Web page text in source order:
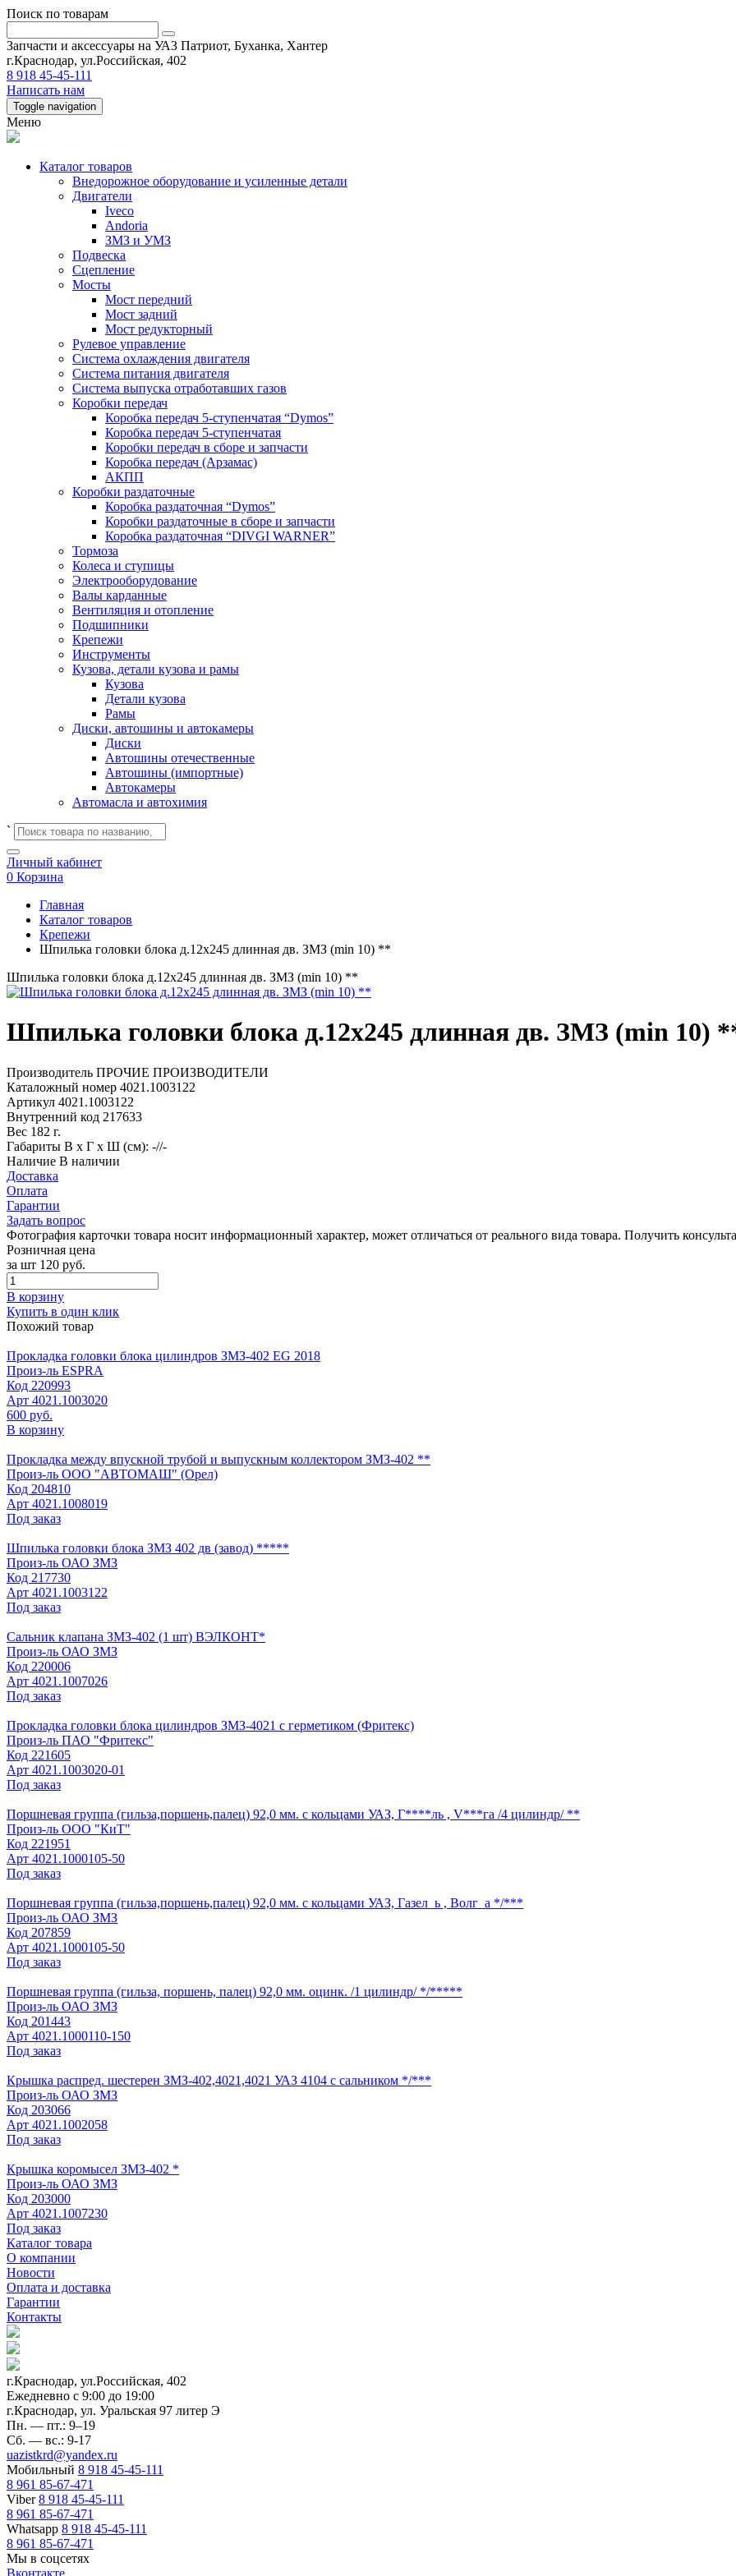
Поиск по товарам
Запчасти и аксессуары на УАЗ Патриот, Буханка, Хантер
г.Краснодар, ул.Российская, 402
8 918 45-45-111
Написать нам
Toggle navigation
Меню
Каталог товаров
Внедорожное оборудование и усиленные детали
Двигатели
Iveco
Andoria
ЗМЗ и УМЗ
Подвеска
Сцепление
Мосты
Мост передний
Мост задний
Мост редукторный
Рулевое управление
Система охлаждения двигателя
Система питания двигателя
Система выпуска отработавших газов
Коробки передач
Коробка передач 5-ступенчатая “Dymos”
Коробка передач 5-ступенчатая
Коробки передач в сборе и запчасти
Коробка передач (Арзамас)
АКПП
Коробки раздаточные
Коробка раздаточная “Dymos”
Коробки раздаточные в сборе и запчасти
Коробка раздаточная “DIVGI WARNER”
Тормоза
Колеса и ступицы
Электрооборудование
Валы карданные
Вентиляция и отопление
Подшипники
Крепежи
Инструменты
Кузова, детали кузова и рамы
Кузова
Детали кузова
Рамы
Диски, автошины и автокамеры
Диски
Автошины отечественные
Автошины (импортные)
Автокамеры
Автомасла и автохимия
`
Личный кабинет
0 Корзина
Главная
Каталог товаров
Крепежи
Шпилька головки блока д.12х245 длинная дв. ЗМЗ (min 10) **
Шпилька головки блока д.12х245 длинная дв. ЗМЗ (min 10) **
Шпилька головки блока д.12х245 длинная дв. ЗМЗ (min 10)
Производитель ПРОЧИЕ ПРОИЗВОДИТЕЛИ
Каталожный номер 4021.1003122
Артикул 4021.1003122
Внутренний код 217633
Вес 182 г.
Габариты В х Г х Ш (см): -//-
Наличие В наличии
Доставка
Оплата
Гарантии
Задать вопрос
Фотография карточки товара носит информационный характер, может отличаться от реального вида товара. Получить
Розничная цена
за шт 120 руб.
В корзину
Купить в один клик
Похожий товар
Прокладка головки блока цилиндров ЗМЗ-402 EG 2018
Произ-ль ESPRA
Код 220993
Арт 4021.1003020
600 руб.
В корзину
Прокладка между впускной трубой и выпускным коллектором ЗМЗ-402 **
Произ-ль ООО "АВТОМАШ" (Орел)
Код 204810
Арт 4021.1008019
Под заказ
Шпилька головки блока ЗМЗ 402 дв (завод) *****
Произ-ль ОАО ЗМЗ
Код 217730
Арт 4021.1003122
Под заказ
Сальник клапана ЗМЗ-402 (1 шт) ВЭЛКОНТ*
Произ-ль ОАО ЗМЗ
Код 220006
Арт 4021.1007026
Под заказ
Прокладка головки блока цилиндров ЗМЗ-4021 с герметиком (Фритекс)
Произ-ль ПАО "Фритекс"
Код 221605
Арт 4021.1003020-01
Под заказ
Поршневая группа (гильза,поршень,палец) 92,0 мм. с кольцами УАЗ, Г****ль , V***га /4 цилиндр/ **
Произ-ль ООО "КиТ"
Код 221951
Арт 4021.1000105-50
Под заказ
Поршневая группа (гильза,поршень,палец) 92,0 мм. с кольцами УАЗ, Газел_ь , Волг_а */***
Произ-ль ОАО ЗМЗ
Код 207859
Арт 4021.1000105-50
Под заказ
Поршневая группа (гильза, поршень, палец) 92,0 мм. оцинк. /1 цилиндр/ */*****
Произ-ль ОАО ЗМЗ
Код 201443
Арт 4021.1000110-150
Под заказ
Крышка распред. шестерен ЗМЗ-402,4021,4021 УАЗ 4104 с сальником */***
Произ-ль ОАО ЗМЗ
Код 203066
Арт 4021.1002058
Под заказ
Крышка коромысел ЗМЗ-402 *
Произ-ль ОАО ЗМЗ
Код 203000
Арт 4021.1007230
Под заказ
Каталог товара
О компании
Новости
Оплата и доставка
Гарантии
Контакты
г.Краснодар, ул.Российская, 402
Ежедневно c 9:00 до 19:00
г.Краснодар, ул. Уральская 97 литер Э
Пн. — пт.: 9–19
Сб. — вс.: 9-17
uazistkrd@yandex.ru
Мобильный 8 918 45-45-111
8 961 85-67-471
Viber8 918 45-45-111
8 961 85-67-471
Whatsapp 8 918 45-45-111
8 961 85-67-471
Мы в соцсетях
Вконтакте